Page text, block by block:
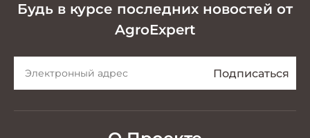
Будь в курсе последних новостей от
AgroExpert